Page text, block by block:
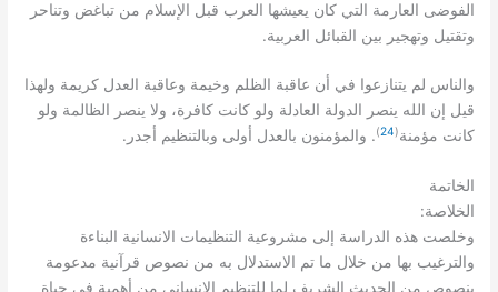
الفوضى العارمة التي كان يعيشها العرب قبل الإسلام من تباغض وتناحر
وتقتيل وتهجير بين القبائل العربية.
والناس لم يتنازعوا في أن عاقبة الظلم وخيمة وعاقبة العدل كريمة ولهذا
قيل إن الله ينصر الدولة العادلة ولو كانت كافرة، ولا ينصر الظالمة ولو
كانت مؤمنة(
24
)
. والمؤمنون بالعدل أولى وبالتنظيم أجدر .
الخاتمة
الخلاصة:
وخلصت هذه الدراسة إلى مشروعية التنظيمات الانسانية البناءة
والترغيب بها من خلال ما تم الاستدلال به من نصوص قرآنية مدعومة
بنصوص من الحديث الشريف لما للتنظيم الإنساني من أهمية في حياة